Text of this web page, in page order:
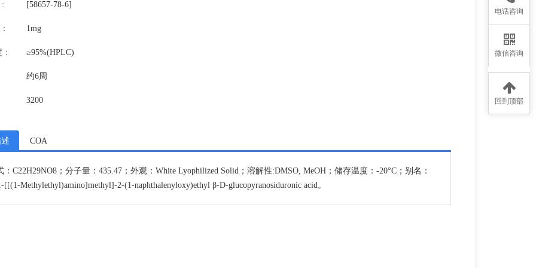
: [58657-78-6]
1mg
≥95%(HPLC)
约6周
3200
COA
：C22H29NO8；分子量：435.47；外观：White Lyophilized Solid；溶解性:DMSO, MeOH；储存温度：-20°C；别名：
[[(1-Methylethyl)amino]methyl]-2-(1-naphthalenyloxy)ethyl β-D-glucopyranosiduronic acid。
电话咨询
微信咨询
回到顶部